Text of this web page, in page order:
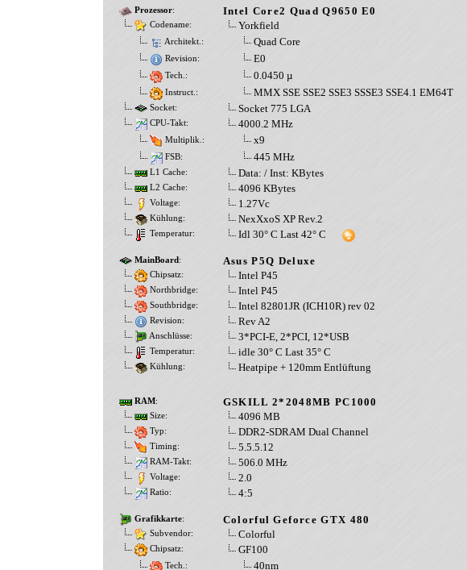
Prozessor: Intel Core2 Quad Q9650 E0
Codename: Yorkfield
Architekt.: Quad Core
Revision: E0
Tech.: 0.0450 µ
Instruct.: MMX SSE SSE2 SSE3 SSSE3 SSE4.1 EM64T
Socket: Socket 775 LGA
CPU-Takt: 4000.2 MHz
Multiplik.: x9
FSB: 445 MHz
L1 Cache: Data: / Inst: KBytes
L2 Cache: 4096 KBytes
Voltage: 1.27Vc
Kühlung: NexXxoS XP Rev.2
Temperatur: Idl 30° C Last 42° C
MainBoard: Asus P5Q Deluxe
Chipsatz: Intel P45
Northbridge: Intel P45
Southbridge: Intel 82801JR (ICH10R) rev 02
Revision: Rev A2
Anschlüsse: 3*PCI-E, 2*PCI, 12*USB
Temperatur: idle 30° C Last 35° C
Kühlung: Heatpipe + 120mm Entlüftung
RAM: GSKILL 2*2048MB PC1000
Size: 4096 MB
Typ: DDR2-SDRAM Dual Channel
Timing: 5.5.5.12
RAM-Takt: 506.0 MHz
Voltage: 2.0
Ratio: 4:5
Grafikkarte: Colorful Geforce GTX 480
Subvendor: Colorful
Chipsatz: GF100
Tech.: 40nm